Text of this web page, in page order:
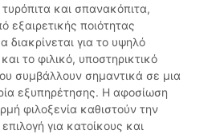
και σπανακόπιτα,
εξαιρετικής ποιότητας
για το υψηλό
το φιλικό, υποστηρικτικό
συμβάλλουν σημαντικά σε μια
εξυπηρέτησης. Η αφοσίωση
φιλοξενία καθιστούν την
για κατοίκους και